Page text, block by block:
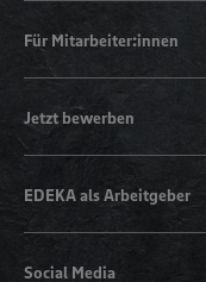
Für Mitarbeiter:innen
Jetzt bewerben
EDEKA als Arbeitgeber
Social Media